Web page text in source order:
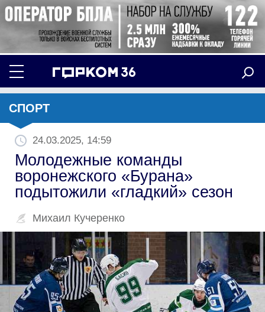
СПОРТ
24.03.2025, 14:59
Молодежные команды
воронежского «Бурана»
подытожили «гладкий» сезон
Михаил Кучеренко